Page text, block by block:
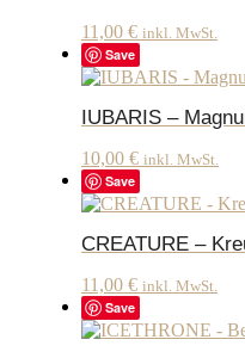
11,00 € inkl. MwSt.
Save
IUBARIS –
10,00 € inkl. MwSt.
Save
CREATURE –
11,00 € inkl. MwSt.
Save